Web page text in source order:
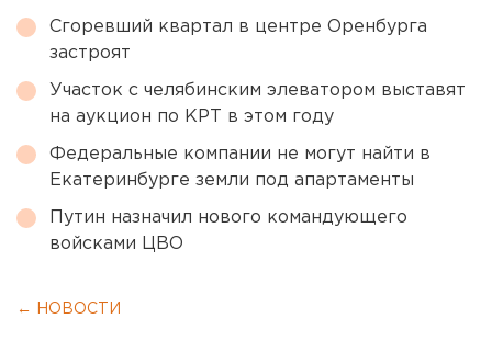
Сгоревший квартал в центре Оренбурга
застроят
Участок с челябинским элеватором выставят
на аукцион по КРТ в этом году
Федеральные компании не могут найти в
Екатеринбурге земли под апартаменты
Путин назначил нового командующего
войсками ЦВО
← НОВОСТИ